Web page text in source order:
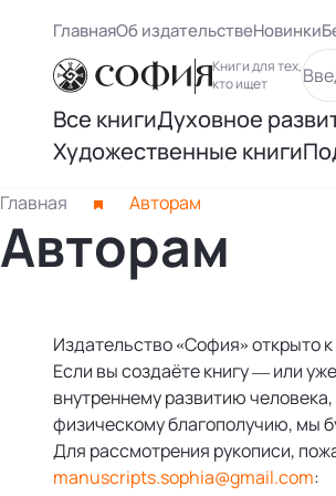
ГлавнаяОб издательствеНовинки
Книги для тех,
кто ищет
Все книгиДуховное
Духовный рост
Осознанность
Человек и
Нью Эйдж и
Книги Ошо
Художественные книги
Книги Карлоса Кастанеды
Книги Ричарда Баха
Главная Авторам
Авторам
Издательство «София» открыто
Если вы создаёте книгу — или
внутреннему развитию
физическому благополучию, мы
Для рассмотрения рукописи,
manuscripts.sophia@gmail.com: